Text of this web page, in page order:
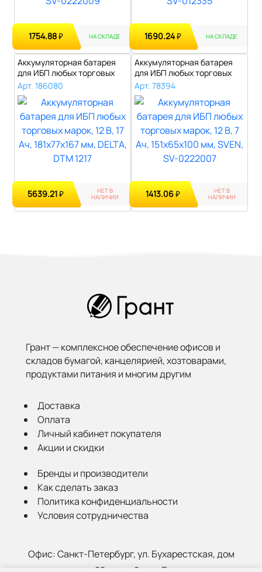
1754.88₽ НА СКЛАДЕ 1690.24₽ НА СКЛАДЕ
Аккумуляторная батарея
для ИБП любых торговых
марок, 12..
Арт. 186080
5639.21₽ НЕТ В
НАЛИЧИИ
Аккумуляторная батарея
для ИБП любых торговых
марок, 12..
Арт. 78394
1413.06₽ НЕТ В
НАЛИЧИИ
Грант — комплексное обеспечение офисов и
складов бумагой, канцелярией, хозтоварами,
продуктами питания и многим другим
Доставка
Оплата
Личный кабинет покупателя
Акции и скидки
Бренды и производители
Как сделать заказ
Политика конфиденциальности
Условия сотрудничества
Офис:Санкт-Петербург, ул. Бухарестская, дом